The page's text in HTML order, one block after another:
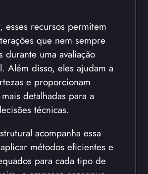
esses recursos permitem
que nem sempre
durante uma avaliação
Além disso, eles ajudam a
e proporcionam
detalhadas para a
técnicas.
acompanha essa
métodos eficientes e
para cada tipo de